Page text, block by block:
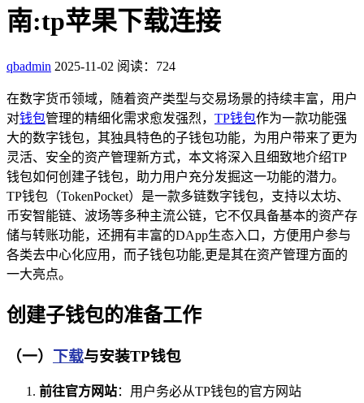
南:tp苹果下载连接
qbadmin 2025-11-02 阅读：724
在数字货币领域，随着资产类型与交易场景的持续丰富，用户
对钱包管理的精细化需求愈发强烈， TP钱包作为一款功能强
大的数字钱包，其独具特色的子钱包功能，为用户带来了更为
灵活、安全的资产管理新方式，本文将深入且细致地介绍TP
钱包如何创建子钱包，助力用户充分发掘这一功能的潜力。
TP钱包（TokenPocket）是一款多链数字钱包，支持以太坊、
币安智能链、波场等多种主流公链，它不仅具备基本的资产存
储与转账功能，还拥有丰富的DApp生态入口，方便用户参与
各类去中心化应用，而子钱包功能,更是其在资产管理方面的
一大亮点。
创建子钱包的准备工作
（一） 下载与安装TP钱包
前往官方网站：用户务必从TP钱包的官方网站